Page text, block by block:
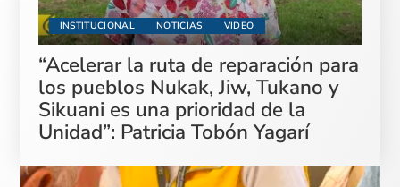
INSTITUCIONAL NOTICIAS VIDEO
“Acelerar la ruta de reparación para
los pueblos Nukak, Jiw, Tukano y
Sikuani es una prioridad de la
Unidad”: Patricia Tobón Yagarí